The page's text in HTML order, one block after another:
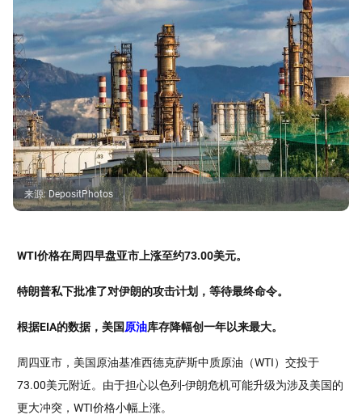
来源:DepositPhotos
WTI价格在周四早盘亚市上涨至约73.00美元。
特朗普私下批准了对伊朗的攻击计划，等待最终命令。
根据EIA的数据，美国原油库存降幅创一年以来最大。
周四亚市，美国原油基准西德克萨斯中质原油（WTI）交投于
73.00美元附近。由于担心以色列-伊朗危机可能升级为涉及美国的
更大冲突，WTI价格小幅上涨。